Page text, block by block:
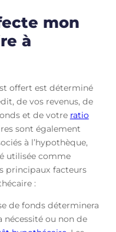
mon
à
offert est déterminé
de vos revenus, de
et de votre ratio
sont également
à l’hypothèque,
utilisée comme
principaux facteurs
:
de fonds déterminera
ou non de